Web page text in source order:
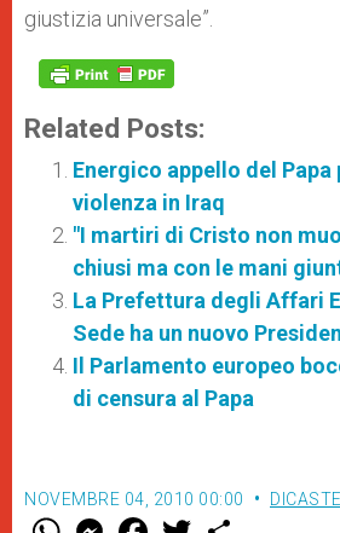
giustizia universale”.
Related Posts:
Energico appello del Papa
violenza in Iraq
"I martiri di Cristo non
chiusi ma con le mani
La Prefettura degli Affari
Sede ha un nuovo
Il Parlamento europeo
di censura al Papa
NOVEMBRE 04, 2010 00:00
W M F